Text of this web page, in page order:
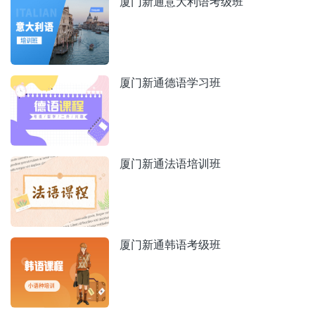
厦门新通德语学习班
厦门新通法语培训班
厦门新通韩语考级班